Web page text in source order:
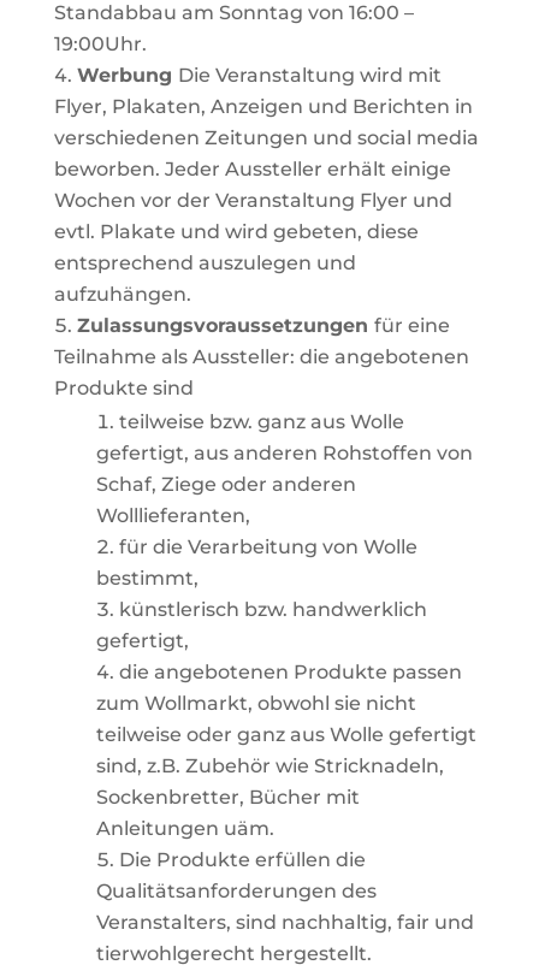
Standabbau am Sonntag von 16:00 –
19:00Uhr.
Werbung Die Veranstaltung wird mit
Flyer, Plakaten, Anzeigen und Berichten in
verschiedenen Zeitungen und social media
beworben. Jeder Aussteller erhält einige
Wochen vor der Veranstaltung Flyer und
evtl. Plakate und wird gebeten, diese
entsprechend auszulegen und
aufzuhängen.
Zulassungsvoraussetzungen für eine
Teilnahme als Aussteller: die angebotenen
Produkte sind
teilweise bzw. ganz aus Wolle
gefertigt, aus anderen Rohstoffen von
Schaf, Ziege oder anderen
Wolllieferanten,
für die Verarbeitung von Wolle
bestimmt,
künstlerisch bzw. handwerklich
gefertigt,
die angebotenen Produkte passen
zum Wollmarkt, obwohl sie nicht
teilweise oder ganz aus Wolle gefertigt
sind, z.B. Zubehör wie Stricknadeln,
Sockenbretter, Bücher mit
Anleitungen uäm.
Die Produkte erfüllen die
Qualitätsanforderungen des
Veranstalters, sind nachhaltig, fair und
tierwohlgerecht hergestellt.